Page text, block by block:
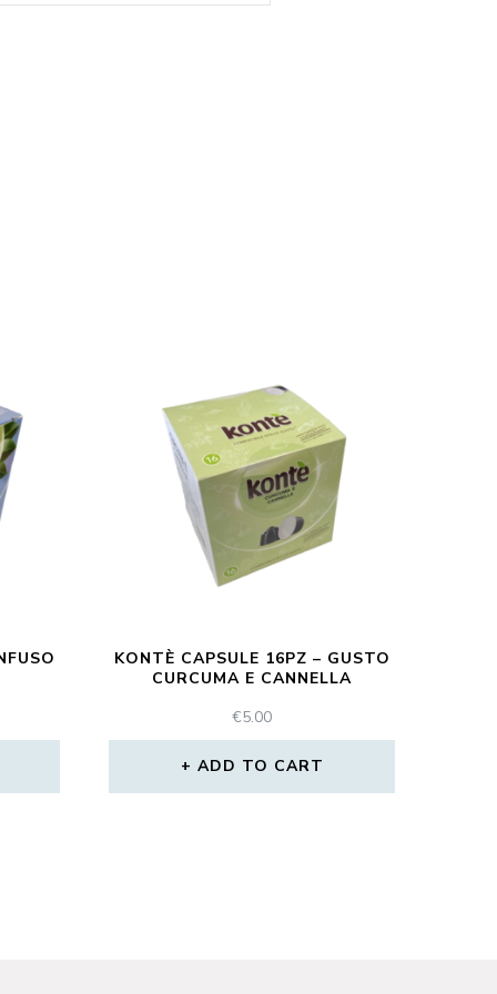
KONTÈ CAPSULE 16PZ – GUSTO
CURCUMA E CANNELLA
€5.00
ADD TO CART